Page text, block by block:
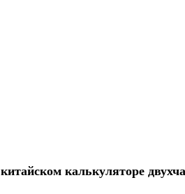
китайском калькуляторе